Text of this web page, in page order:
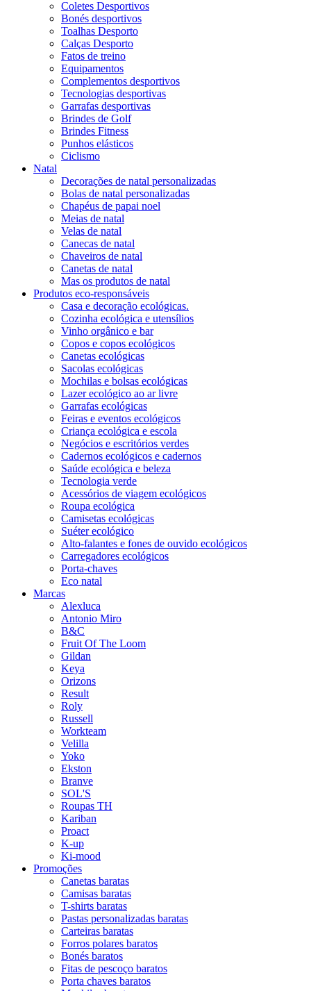
Coletes Desportivos
Bonés desportivos
Toalhas Desporto
Calças Desporto
Fatos de treino
Equipamentos
Complementos desportivos
Tecnologias desportivas
Garrafas desportivas
Brindes de Golf
Brindes Fitness
Punhos elásticos
Ciclismo
Natal
Decorações de natal personalizadas
Bolas de natal personalizadas
Chapéus de papai noel
Meias de natal
Velas de natal
Canecas de natal
Chaveiros de natal
Canetas de natal
Mas os produtos de natal
Produtos eco-responsáveis
Casa e decoração ecológicas.
Cozinha ecológica e utensílios
Vinho orgânico e bar
Copos e copos ecológicos
Canetas ecológicas
Sacolas ecológicas
Mochilas e bolsas ecológicas
Lazer ecológico ao ar livre
Garrafas ecológicas
Feiras e eventos ecológicos
Criança ecológica e escola
Negócios e escritórios verdes
Cadernos ecológicos e cadernos
Saúde ecológica e beleza
Tecnologia verde
Acessórios de viagem ecológicos
Roupa ecológica
Camisetas ecológicas
Suéter ecológico
Alto-falantes e fones de ouvido ecológicos
Carregadores ecológicos
Porta-chaves
Eco natal
Marcas
Alexluca
Antonio Miro
B&C
Fruit Of The Loom
Gildan
Keya
Orizons
Result
Roly
Russell
Workteam
Velilla
Yoko
Ekston
Branve
SOL'S
Roupas TH
Kariban
Proact
K-up
Ki-mood
Promoções
Canetas baratas
Camisas baratas
T-shirts baratas
Pastas personalizadas baratas
Carteiras baratas
Forros polares baratos
Bonés baratos
Fitas de pescoço baratos
Porta chaves baratos